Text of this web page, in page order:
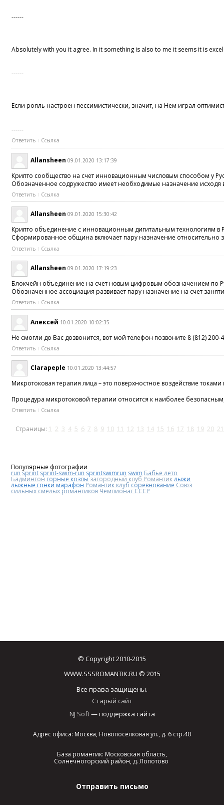
------
Absolutely with you it agree. In it something is also to me it seems it is
------
Если рояль настроен пессимистически, значит, на Нем играл
------
Ответить Ссылка
Allansheen 09.01.2020 13:17:39
Крипто сообщество на счет инновационным числовым способом у
Обозначенное содружество имеет необходимые назначение исходя
Ответить Ссылка
Allansheen 09.01.2020 15:30:42
Крипто объединение с инновационным дигитальным технологиям в
Сформированное община включает пару назначение относительно
Ответить Ссылка
Allansheen 09.01.2020 17:19:23
Блокчейн объединение на счет новым цифровым обозначением по
Обозначенное ассоциация развивает пару назначение на счет
Ответить Ссылка
Алексей 10.01.2020 10:02:35
Не смогли до Вас дозвонится, вот мой телефон позвоните 8 (812)
Ответить Ссылка
Clarapeple 10.01.2020 13:44:57
Микротоковая терапия лица – это поверхностное воздействие
Процедура микротоковой терапии относится к наиболее
Ответить Ссылка
Страницы: 1 2 3 4 5 6 7 8 9 10 11 12 13 14 15 16 17 18 19 20 21
Популярные фотографии
run sprint sprint-swim-run sprintswimrun swim Бабье лето
Бадминтонгорные козлы загородный клуб Романтиклыжи
лыжные гонки марафонРомантик клубсоревнованиеСоюз
сильных смелых романтиковЧемпионат СССР
© Copyright 2010-2015
WWW.SSSROMANTIK.RU © 2015
Все права защищены.
Старый сайт
NJ Soft— поддержка сайта
Адрес офиса: Москва, Новопоселковая ул., д. 6 стр.40
База романтик: Московская область,
Солнечногорский район, д. Лопотово
Отправить письмо